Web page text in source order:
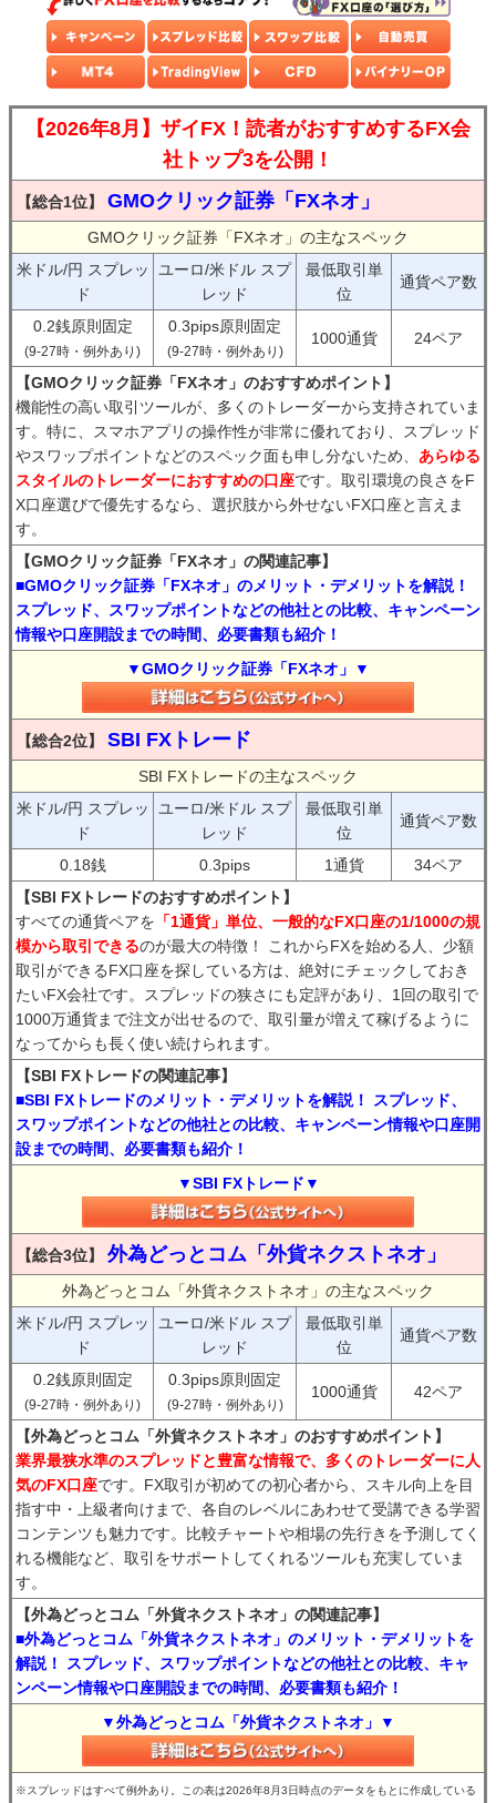
【2026年8月】ザイFX！読者がおすすめするFX会
社トップ3を公開！
【総合1位】 GMOクリック証券「FXネオ」
GMOクリック証券「FXネオ」の主なスペック
米ドル/円 スプレッ
ド
ユーロ/米ドル スプ
レッド
最低取引単
位
通貨ペア数
0.2銭原則固定
(9-27時・例外あり)
0.3pips原則固定
(9-27時・例外あり)
1000通貨 24ペア
【GMOクリック証券「FXネオ」のおすすめポイント】
機能性の高い取引ツールが、多くのトレーダーから支持されていま
す。特に、スマホアプリの操作性が非常に優れており、スプレッド
やスワップポイントなどのスペック面も申し分ないため、 あらゆる
スタイルのトレーダーにおすすめの口座です。取引環境の良さをF
X口座選びで優先するなら、選択肢から外せないFX口座と言えま
す。
【GMOクリック証券「FXネオ」の関連記事】
■GMOクリック証券「FXネオ」のメリット・デメリットを解説！
スプレッド、スワップポイントなどの他社との比較、キャンペーン
情報や口座開設までの時間、必要書類も紹介！
▼GMOクリック証券「FXネオ」▼
【総合2位】 SBI FXトレード
SBI FXトレードの主なスペック
米ドル/円 スプレッ
ド
ユーロ/米ドル スプ
レッド
最低取引単
位
通貨ペア数
0.18銭 0.3pips 1通貨
34ペア
【SBI FXトレードのおすすめポイント】
すべての通貨ペアを 「1通貨」単位、一般的なFX口座の1/1000の規
模から取引できるのが最大の特徴！ これからFXを始める人、少額
取引ができるFX口座を探している方は、絶対にチェックしておき
たいFX会社です。スプレッドの狭さにも定評があり、1回の取引で
1000万通貨まで注文が出せるので、取引量が増えて稼げるように
なってからも長く使い続けられます。
【SBI FXトレードの関連記事】
■SBI FXトレードのメリット・デメリットを解説！ スプレッド、
スワップポイントなどの他社との比較、キャンペーン情報や口座開
設までの時間、必要書類も紹介！
▼SBI FXトレード▼
【総合3位】 外為どっとコム「外貨ネクストネオ」
外為どっとコム「外貨ネクストネオ」の主なスペック
米ドル/円 スプレッ
ド
ユーロ/米ドル スプ
レッド
最低取引単
位
通貨ペア数
0.2銭原則固定
(9-27時・例外あり)
0.3pips原則固定
(9-27時・例外あり)
1000通貨 42ペア
【外為どっとコム「外貨ネクストネオ」のおすすめポイント】
業界最狭水準のスプレッドと豊富な情報で、多くのトレーダーに人
気のFX口座です。FX取引が初めての初心者から、スキル向上を目
指す中・上級者向けまで、各自のレベルにあわせて受講できる学習
コンテンツも魅力です。比較チャートや相場の先行きを予測してく
れる機能など、取引をサポートしてくれるツールも充実していま
す。
【外為どっとコム「外貨ネクストネオ」の関連記事】
■外為どっとコム「外貨ネクストネオ」のメリット・デメリットを
解説！ スプレッド、スワップポイントなどの他社との比較、キャ
ンペーン情報や口座開設までの時間、必要書類も紹介！
▼外為どっとコム「外貨ネクストネオ」▼
※スプレッドはすべて例外あり。この表は2026年8月3日時点のデータをもとに作成している